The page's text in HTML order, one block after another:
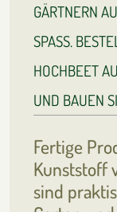
GÄRTNERN
SPASS.
HOCHBEET
UND BAUEN
Fertige
Kunststoff
sind